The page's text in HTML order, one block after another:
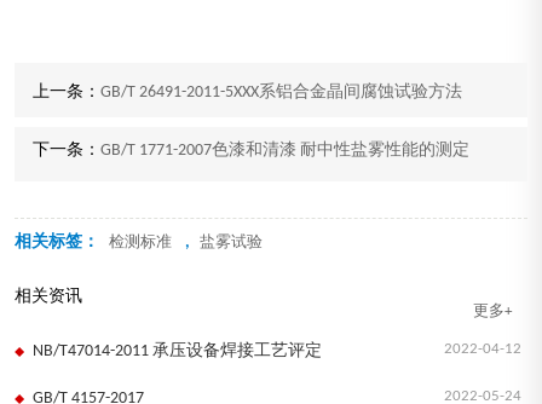
上一条： GB/T 26491-2011-5XXX系铝合金晶间腐蚀试验方法
下一条： GB/T 1771-2007色漆和清漆 耐中性盐雾性能的测定
相关标签： 检测标准 , 盐雾试验
相关资讯
更多+
2022-04-12
NB/T47014-2011 承压设备焊接工艺评定
2022-05-24
GB/T 4157-2017